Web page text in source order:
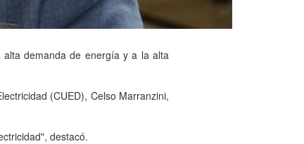
demanda de energía y a la alta
(CUED), Celso Marranzini,
destacó.